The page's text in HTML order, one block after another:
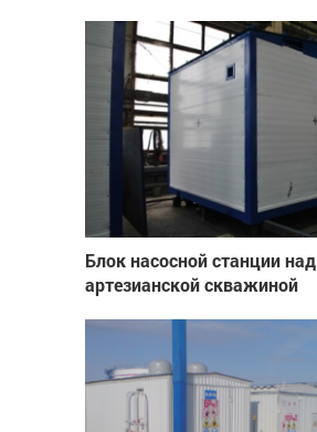
Блок насосной станции над
артезианской скважиной